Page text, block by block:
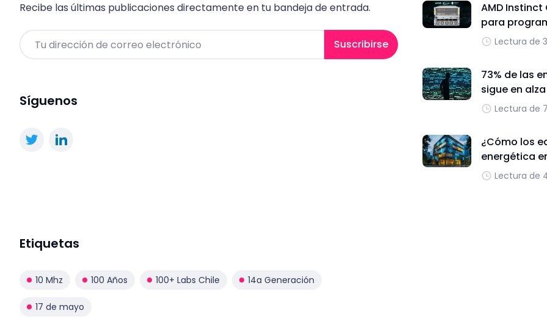
Recibe las últimas publicaciones directamente en tu bandeja de entrada.
Email Suscribirse
Síguenos
AMD
para
Lectura de
73% de las
sigue en
Lectura de
¿Cómo los
energética
Lectura de
Etiquetas
10 Mhz 100 Años 100+ Labs Chile 14a Generación
17 de mayo